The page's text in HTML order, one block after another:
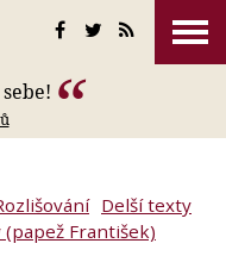
Delší texty
František)